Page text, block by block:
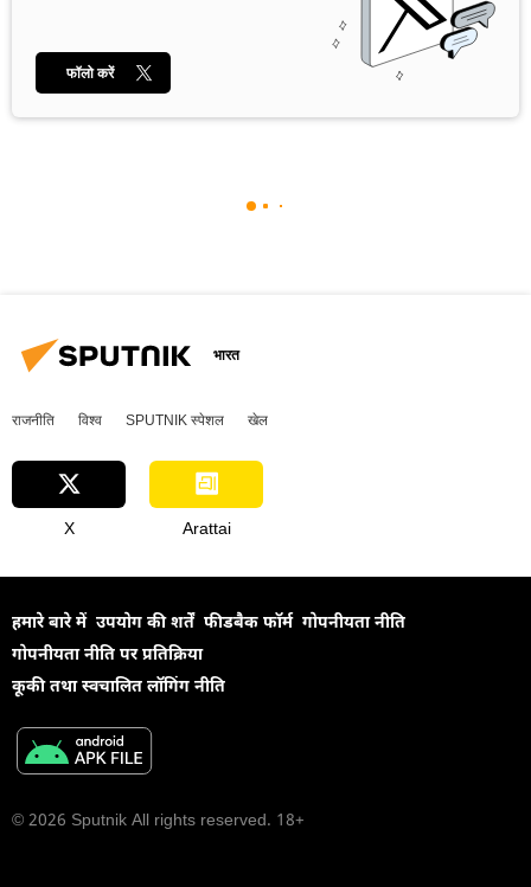
फॉलो करें
भारत
राजनीति विश्व SPUTNIK स्पेशल खेल
X Arattai
हमारे बारे में उपयोग की शर्तें फीडबैक फॉर्म गोपनीयता नीति
गोपनीयता नीति पर प्रतिक्रिया
कूकी तथा स्वचालित लॉगिंग नीति
© 2026 Sputnik All rights reserved. 18+